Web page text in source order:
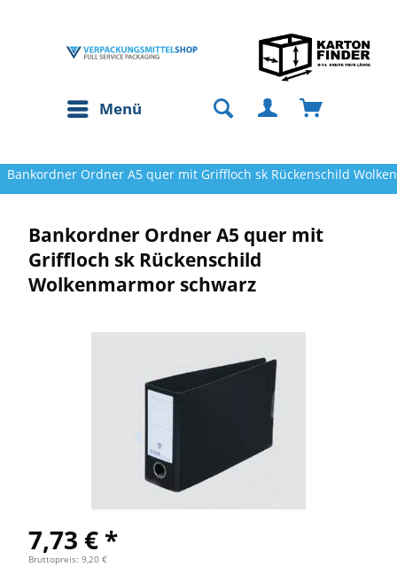
Menü
Bankordner Ordner A5 quer mit Griffloch sk Rückenschild
Bankordner Ordner A5 quer mit
Griffloch sk Rückenschild
Wolkenmarmor schwarz
7,73 € *
Bruttopreis: 9,20 €